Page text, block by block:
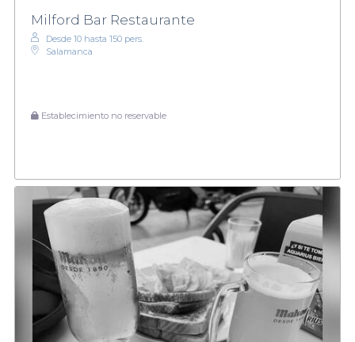
Milford Bar Restaurante
Desde 10 hasta 150 pers.
Salamanca
Establecimiento no reservable